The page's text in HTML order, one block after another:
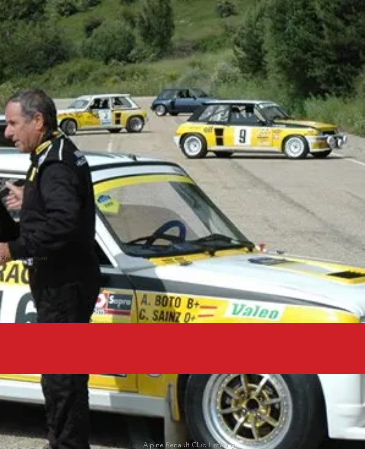
Meer weergeven
Alpine Renault Club Limburg